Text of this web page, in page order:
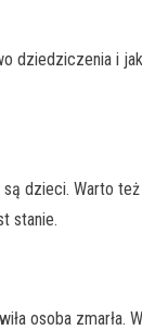
dziedziczenia i
dzieci. Warto też
stanie.
osoba zmarła.